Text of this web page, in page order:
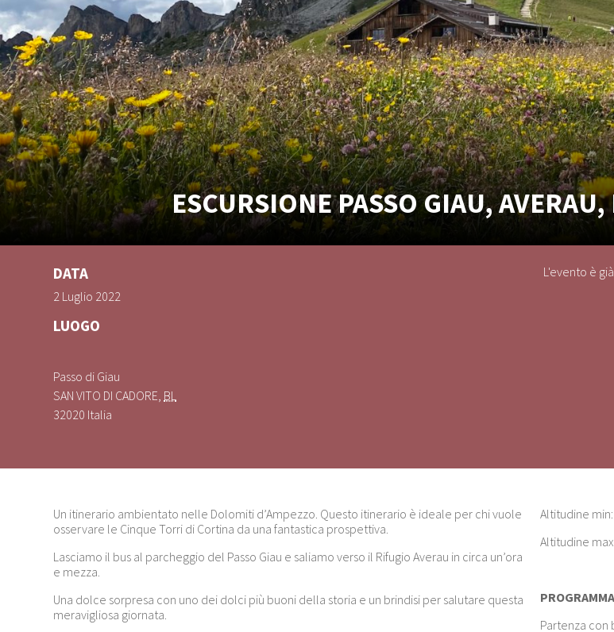
ESCURSIONE PASSO GIAU,
DATA
2 Luglio 2022
LUOGO
Passo di Giau
SAN VITO DI CADORE BL
32020 Italia
L'evento è
Un itinerario ambientato nelle Dolomiti d’Ampezzo. Questo itinerario è ideale per chi vuole
osservare le Cinque Torri di Cortina da una fantastica prospettiva.
Lasciamo il bus al parcheggio del Passo Giau e saliamo verso il Rifugio Averau in circa un’ora
e mezza.
Una dolce sorpresa con uno dei dolci più buoni della storia e un brindisi per salutare questa
meravigliosa giornata.
Altitudine
Altitudine
Partenza con